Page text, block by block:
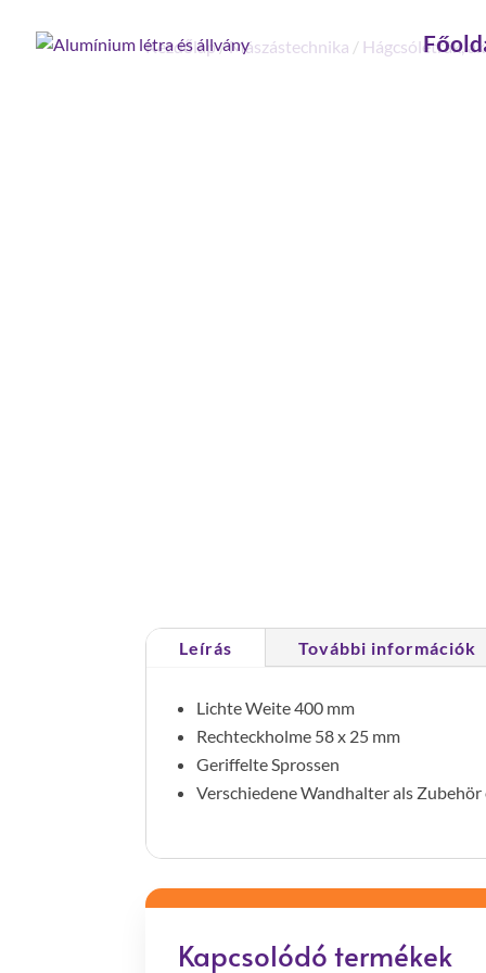
Kezdőlap/Mászástechnika / Hágcsólétrák,
Leírás További információk
Lichte Weite 400 mm
Rechteckholme 58 x 25 mm
Geriffelte Sprossen
Verschiedene Wandhalter als
Kapcsolódó termékek